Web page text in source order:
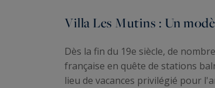
Villa Les Mutins : Un
Dès la fin du 19e siècle, de
française en quête de stations
lieu de vacances privilégié pour